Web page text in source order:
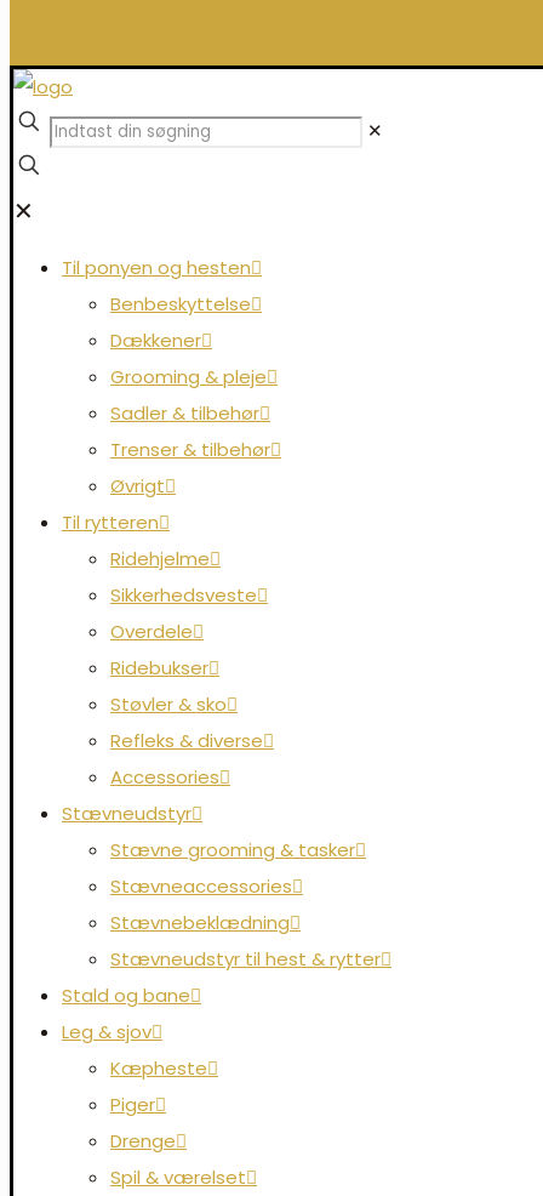
✕
✕
Til ponyen og hesten
Benbeskyttelse
Dækkener
Grooming & pleje
Sadler & tilbehør
Trenser & tilbehør
Øvrigt
Til rytteren
Ridehjelme
Sikkerhedsveste
Overdele
Ridebukser
Støvler & sko
Refleks & diverse
Accessories
Stævneudstyr
Stævne grooming & tasker
Stævneaccessories
Stævnebeklædning
Stævneudstyr til hest & rytter
Stald og bane
Leg & sjov
Kæpheste
Piger
Drenge
Spil & værelset